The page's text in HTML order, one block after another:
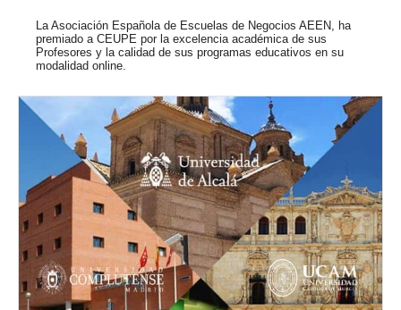
La Asociación Española de Escuelas de Negocios AEEN, ha
premiado a CEUPE por la excelencia académica de sus
Profesores y la calidad de sus programas educativos en su
modalidad online.